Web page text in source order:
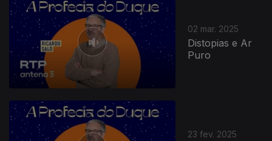
02 mar. 2025
Distopias e Ar
Puro
23 fev. 2025